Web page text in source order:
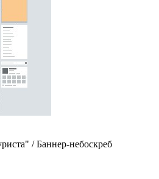
/ Баннер-небоскреб